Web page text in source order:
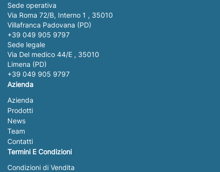
Sede operativa
Via Roma 72/B, Interno 1 , 35010
Villafranca Padovana (PD)
+39 049 905 9797
Sede legale
Via Del medico 44/E , 35010
Limena (PD)
+39 049 905 9797
Azienda
Azienda
Prodotti
News
Team
Contatti
Termini E Condizioni
Condizioni di Vendita